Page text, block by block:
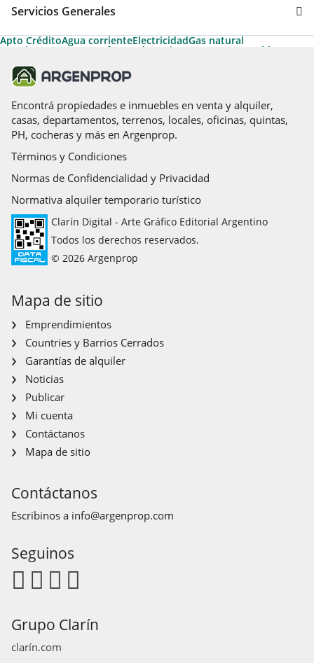
Servicios Generales
Apto CréditoAgua corrienteElectricidadGas natural
Permite Mascotas Artefactos de cocina Cable
Aire acondicionado centralAire acondicionado individual
Apto Profesional
Encontrá propiedades e inmuebles en venta y alquiler,
casas, departamentos, terrenos, locales, oficinas, quintas,
PH, cocheras y más en Argenprop.
Términos y Condiciones
Normas de Confidencialidad y Privacidad
Normativa alquiler temporario turístico
Clarín Digital - Arte Gráfico Editorial Argentino
Todos los derechos reservados.
© 2026 Argenprop
Mapa de sitio
Emprendimientos
Countries y Barrios Cerrados
Garantías de alquiler
Noticias
Publicar
Mi cuenta
Contáctanos
Mapa de sitio
Contáctanos
Escribinos a info@argenprop.com
Seguinos
Grupo Clarín
clarín.com